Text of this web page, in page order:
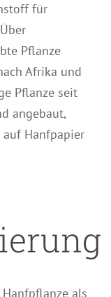
für
Pflanze
Afrika und
Pflanze seit
angebaut,
Hanfpapier
als